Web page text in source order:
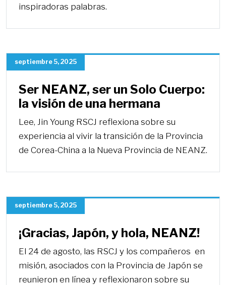
inspiradoras palabras.
septiembre 5, 2025
Ser NEANZ, ser un Solo Cuerpo:
la visión de una hermana
Lee, Jin Young RSCJ reflexiona sobre su
experiencia al vivir la transición de la Provincia
de Corea-China a la Nueva Provincia de NEANZ.
septiembre 5, 2025
¡Gracias, Japón, y hola, NEANZ!
El 24 de agosto, las RSCJ y los compañeros en
misión, asociados con la Provincia de Japón se
reunieron en línea y reflexionaron sobre su